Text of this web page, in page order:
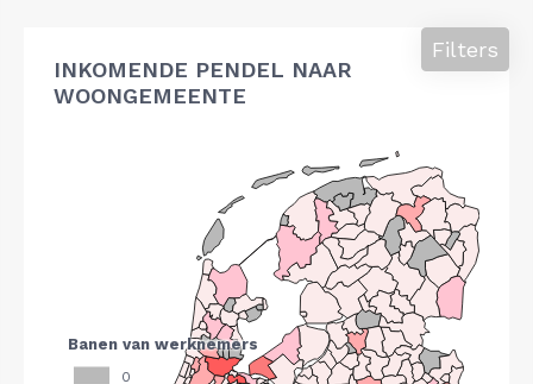
INKOMENDE PENDEL NAAR
WOONGEMEENTE
Filters